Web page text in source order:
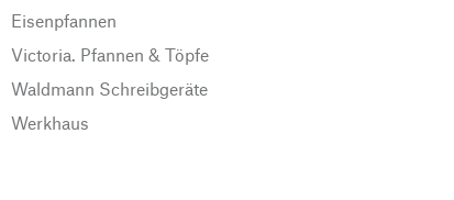
Eisenpfannen
Victoria. Pfannen & Töpfe
Waldmann Schreibgeräte
Werkhaus